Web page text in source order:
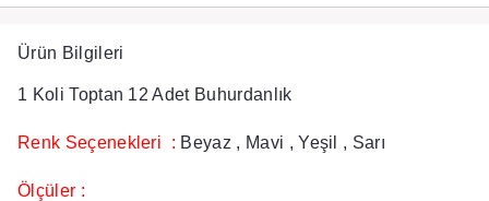
Ürün Bilgileri
1 Koli Toptan 12 Adet Buhurdanlık
Renk Seçenekleri : Beyaz , Mavi , Yeşil , Sarı
Ölçüler :